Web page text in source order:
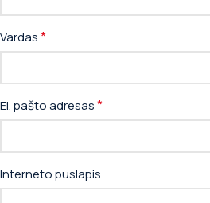
Vardas*
El. pašto adresas*
Interneto puslapis